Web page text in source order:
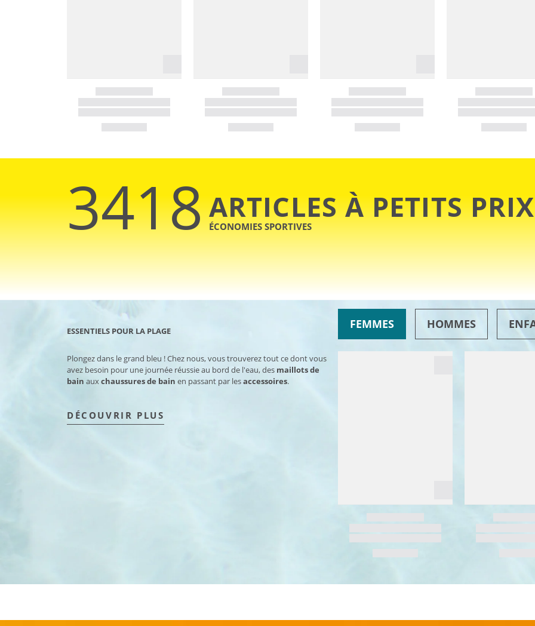
3418ARTICLES À PETITS PRIX
ÉCONOMIES SPORTIVES
ESSENTIELS POUR LA PLAGE
Plongez dans le grand bleu ! Chez nous, vous trouverez tout ce dont vous
avez besoin pour une journée réussie au bord de l'eau, des maillots de
bain auxchaussures de bain en passant par lesaccessoires.
DÉCOUVRIR PLUS
FEMMES HOMMES